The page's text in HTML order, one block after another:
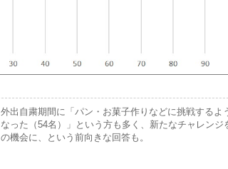
外出自粛期間に「パン・お菓子作りなどに挑戦するよ
なった（54名）」という方も多く、新たなチャレンジ
の機会に、という前向きな回答も。